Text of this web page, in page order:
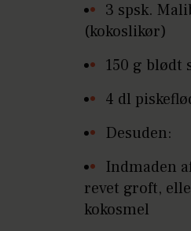
3 spsk.
(kokoslikør)
150 g blødt
4 dl
Desuden:
Indmaden
revet groft,
kokosmel